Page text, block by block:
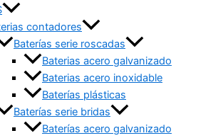
contadores
Baterías serie roscadas
Baterias acero galvanizado
Baterias acero inoxidable
Baterías plásticas
Baterías serie bridas
Baterías acero galvanizado